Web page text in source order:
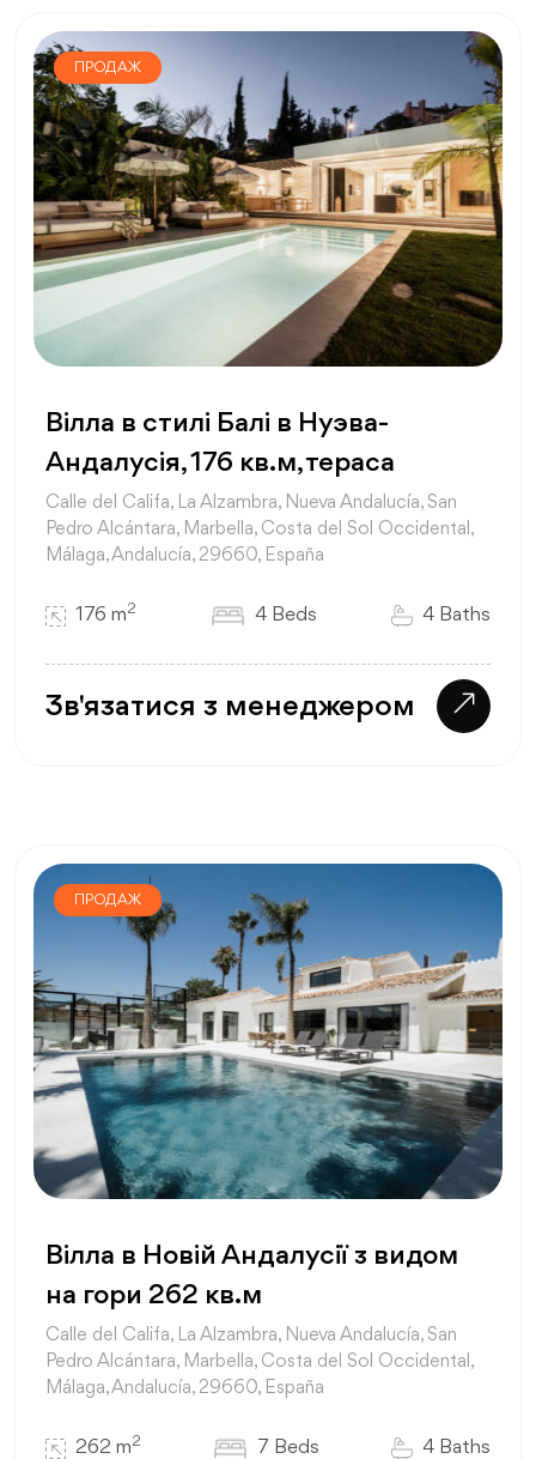
ПРОДАЖ
Вілла в стилі Балі в Нуэва-
Андалусія, 176 кв.м, тераса
Calle del Califa, La Alzambra, Nueva Andalucía, San
Pedro Alcántara, Marbella, Costa del Sol Occidental,
Málaga, Andalucía, 29660, España
176 m2 4 Beds 4 Baths
Зв'язатися з менеджером
ПРОДАЖ
Вілла в Новій Андалусії з видом
на гори 262 кв.м
Calle del Califa, La Alzambra, Nueva Andalucía, San
Pedro Alcántara, Marbella, Costa del Sol Occidental,
Málaga, Andalucía, 29660, España
262 m2 7 Beds 4 Baths